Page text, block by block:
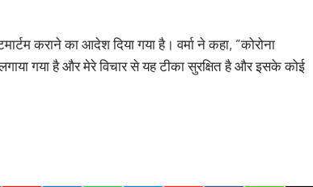
कराने का आदेश दिया गया है। वर्मा ने कहा, ”कोरोना
गया है और मेरे विचार से यह टीका सुरक्षित है और इसके कोई